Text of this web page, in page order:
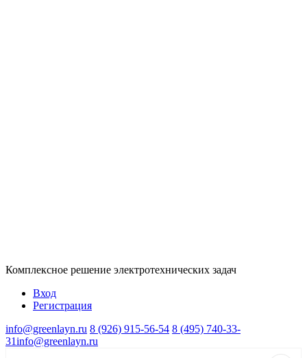
Комплексное решение электротехнических задач
Вход
Регистрация
info@greenlayn.ru 8 (926) 915-56-54 8 (495) 740-33-
31info@greenlayn.ru